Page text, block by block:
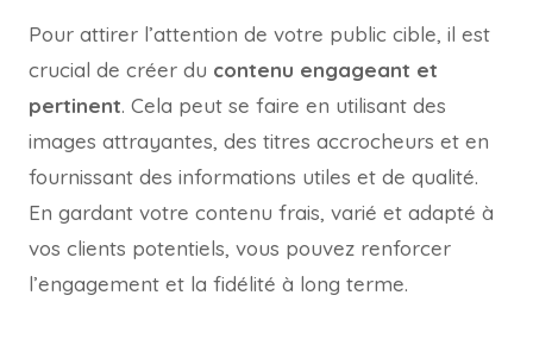
Pour attirer l’attention de votre public cible, il est
crucial de créer du contenu engageant et
pertinent. Cela peut se faire en utilisant des
images attrayantes, des titres accrocheurs et en
fournissant des informations utiles et de qualité.
En gardant votre contenu frais, varié et adapté à
vos clients potentiels, vous pouvez renforcer
l’engagement et la fidélité à long terme.